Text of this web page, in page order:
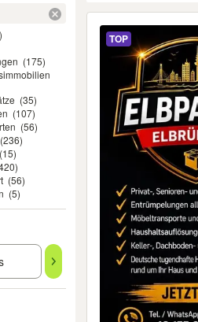
(175)
(35)
(107)
(56)
(236)
(15)
(56)
(5)
TOP